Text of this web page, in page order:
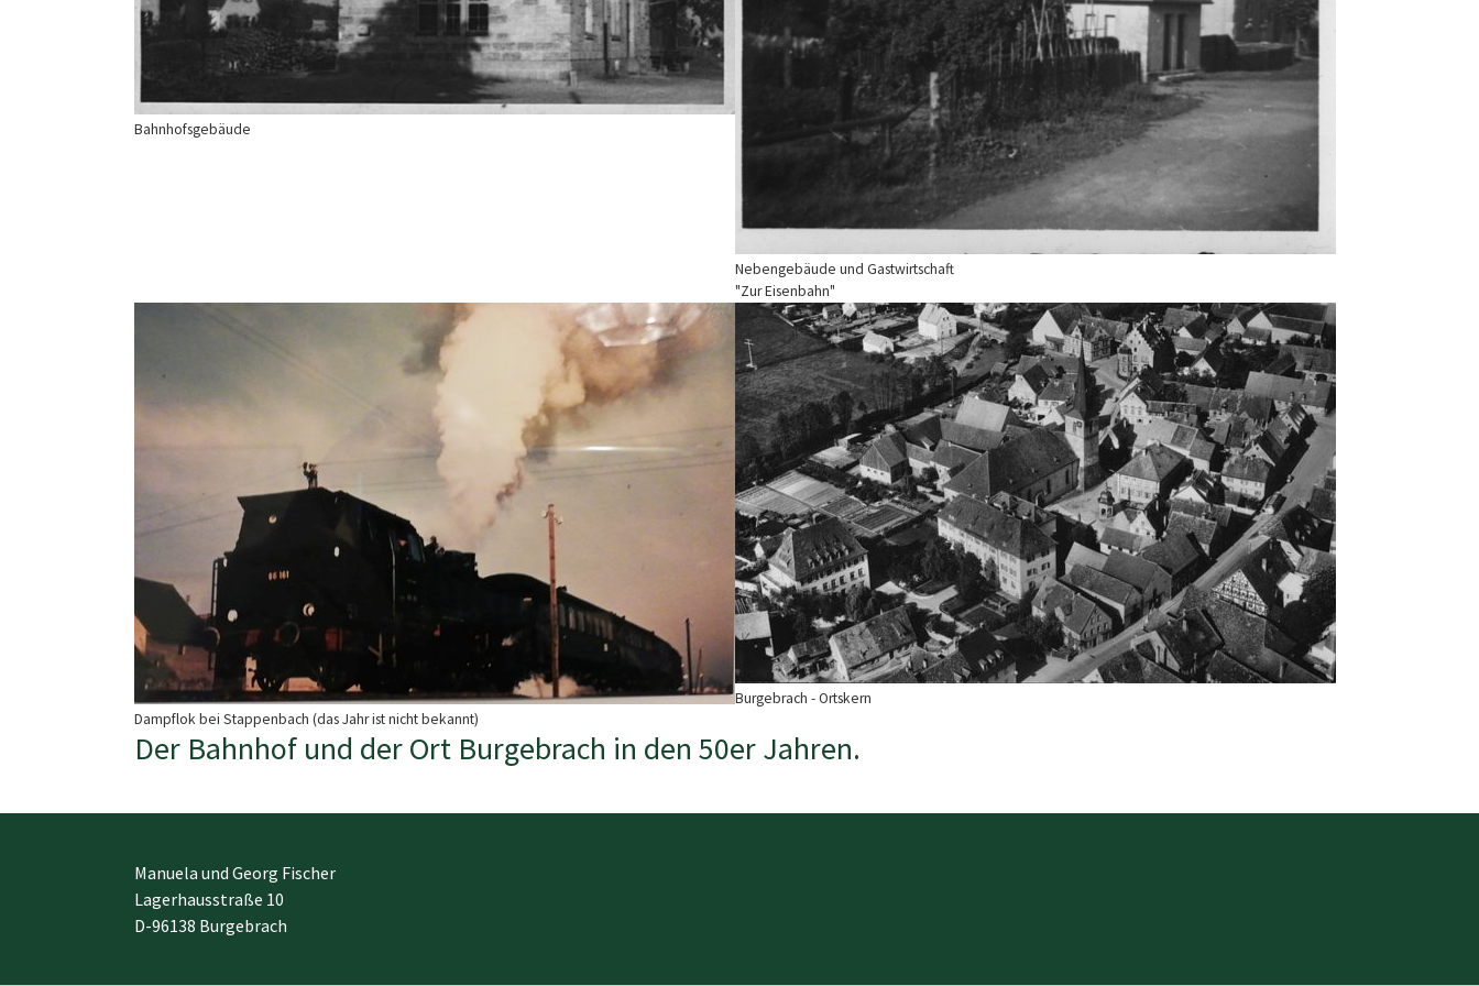
Bahnhofsgebäude
Nebengebäude und Gastwirtschaft
"Zur Eisenbahn"
Dampflok bei Stappenbach (das Jahr ist nicht bekannt)
Burgebrach - Ortskern
Der Bahnhof und der Ort Burgebrach in den 50er Jahren.
Manuela und Georg Fischer
Lagerhausstraße 10
D-96138 Burgebrach